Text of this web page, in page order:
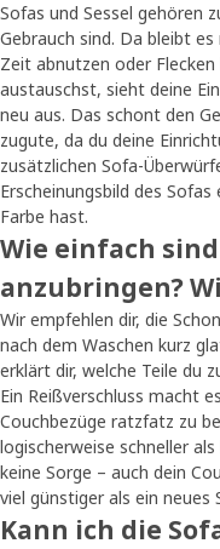
Sofas und Sessel gehören
Gebrauch sind. Da bleibt
Zeit abnutzen oder
austauschst, sieht deine
neu aus. Das schont den
zugute, da du deine
zusätzlichen Sofa-
Erscheinungsbild des
Farbe hast.
Wie einfach
anzubringen?
Wir empfehlen dir, die
nach dem Waschen kurz
erklärt dir, welche Teile du
Ein Reißverschluss macht
Couchbezüge ratzfatz zu
logischerweise schneller
keine Sorge – auch dein
viel günstiger als ein neues
Kann ich die